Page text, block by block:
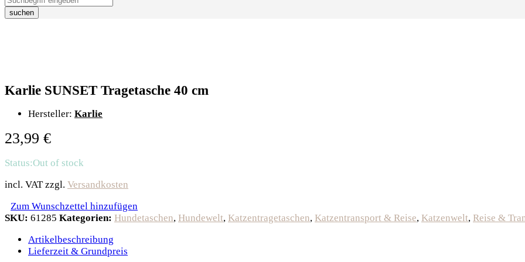
suchen
Karlie SUNSET Tragetasche 40 cm
Hersteller: Karlie
23,99 €
Status:Out of stock
incl. VAT zzgl. Versandkosten
Zum Wunschzettel hinzufügen
SKU: 61285 Kategorien: Hundetaschen, Hundewelt, Katzentragetaschen, Katzentransport & Reise, Katzenwelt, Reise &
Artikelbeschreibung
Lieferzeit & Grundpreis